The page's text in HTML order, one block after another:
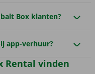
Box klanten?
app-verhuur?
Rental vinden